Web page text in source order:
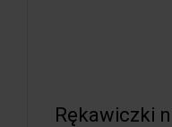
Rękawiczki